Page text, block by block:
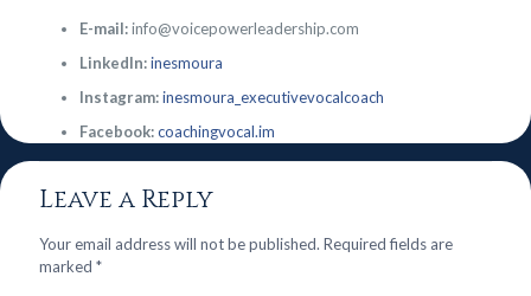
E-mail:info@voicepowerleadership.com
LinkedIn:inesmoura
Instagram:inesmoura_executivevocalcoach
Facebook:coachingvocal.im
Leave a Reply
Your email address will not be published. Required fields are
marked *